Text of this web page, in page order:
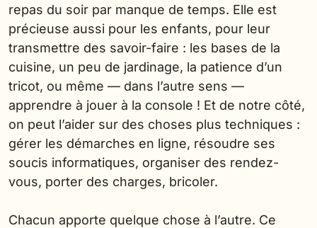
repas du soir par manque de temps. Elle est
précieuse aussi pour les enfants, pour leur
transmettre des savoir-faire : les bases de la
cuisine, un peu de jardinage, la patience d’un
tricot, ou même — dans l’autre sens —
apprendre à jouer à la console ! Et de notre côté,
on peut l’aider sur des choses plus techniques :
gérer les démarches en ligne, résoudre ses
soucis informatiques, organiser des rendez-
vous, porter des charges, bricoler.
Chacun apporte quelque chose à l’autre. Ce